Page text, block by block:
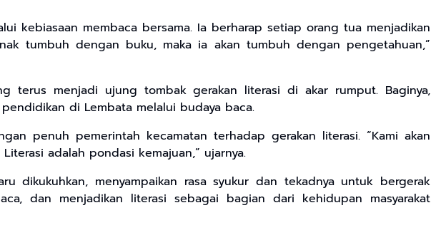
kebiasaan membaca bersama. Ia berharap setiap orang tua menjadikan
tumbuh dengan buku, maka ia akan tumbuh dengan pengetahuan,”
terus menjadi ujung tombak gerakan literasi di akar rumput. Baginya,
di Lembata melalui budaya baca.
penuh pemerintah kecamatan terhadap gerakan literasi. “Kami akan
adalah pondasi kemajuan,” ujarnya.
dikukuhkan, menyampaikan rasa syukur dan tekadnya untuk bergerak
dan menjadikan literasi sebagai bagian dari kehidupan masyarakat